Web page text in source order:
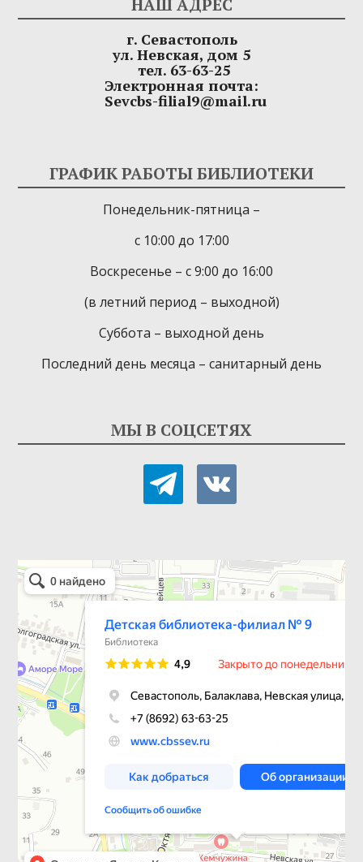
г. Севастополь
ул. Невская, дом 5
тел. 63-63-25
Электронная почта:
Sevcbs-filial9@mail.ru
ГРАФИК РАБОТЫ БИБЛИОТЕКИ
Понедельник-пятница –
с 10:00 до 17:00
Воскресенье – с 9:00 до 16:00
(в летний период – выходной)
Суббота – выходной день
Последний день месяца – санитарный день
МЫ В СОЦСЕТЯХ
telegramvkontakte
Детская библиотека-филиал № 9
Библиотека в Севастополе